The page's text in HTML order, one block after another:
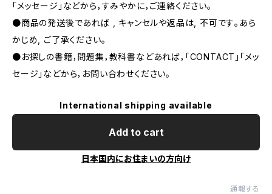
「メッセージ」などから，すみやかに，ご連絡ください。
●商品の発送後であれば , キャンセルや返品は, 不可です｡あら
かじめ, ご了承ください｡
●お探しの書籍，問題集，教科書などあれば，「CONTACT」「メッ
セージ」などから，お問い合わせください。
International shipping available
Add to cart
日本国内にお住まいの方向け
通報する